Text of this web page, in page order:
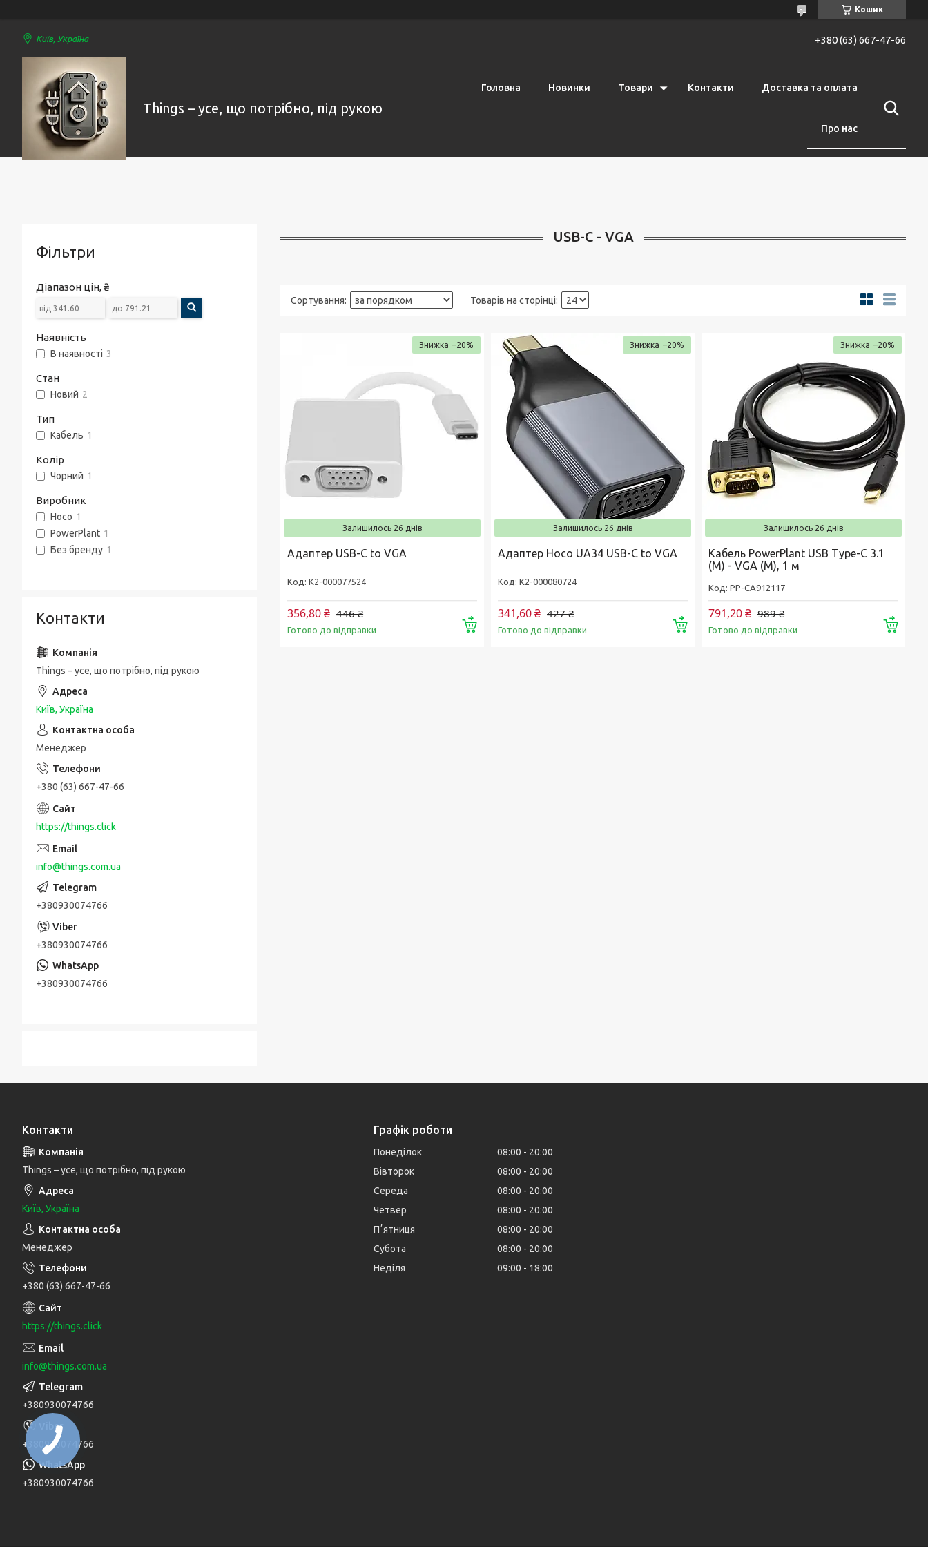
Кошик
Київ, Україна +380 (63) 667-47-66
Things – усе, що потрібно, під рукою
Головна Новинки Товари Контакти Доставка та оплата
Про нас
USB-C - VGA
–20%
Залишилось 26 днів
Адаптер USB-C to VGA
К2-000077524
446 ₴
356,80 ₴
Готово до відправки Купити
–20%
Залишилось 26 днів
Адаптер Hoco UA34 USB-C to VGA
К2-000080724
427 ₴
341,60 ₴
Готово до відправки Купити
–20%
Залишилось 26 днів
Кабель PowerPlant USB Type-C 3.1
(M) - VGA (M), 1 м
РР-CA912117
989 ₴
791,20 ₴
Готово до відправки
Фільтри
Діапазон цін, ₴
Наявність
В наявності 3
Стан
Новий 2
Тип
Кабель 1
Колір
Чорний 1
Виробник
Hoco 1
PowerPlant 1
Без бренду 1
Контакти
Things – усе, що потрібно, під рукою
Київ, Україна
Менеджер
+380 (63) 667-47-66
https://things.click
info@things.com.ua
+380930074766
+380930074766
+380930074766
Контакти
Things – усе, що потрібно, під рукою
Київ, Україна
Менеджер
+380 (63) 667-47-66
https://things.click
info@things.com.ua
+380930074766
+380930074766
+380930074766
Графік роботи
Понеділок 08:00
20:00
Вівторок
08:00
20:00
Середа
08:00
20:00
Четвер
08:00
20:00
Пʼятниця
08:00
20:00
Субота
08:00
20:00
Неділя
09:00 18:00